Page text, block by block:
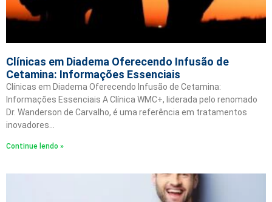
Clínicas em Diadema Oferecendo Infusão de
Cetamina: Informações Essenciais
Clínicas em Diadema Oferecendo Infusão de Cetamina:
Informações Essenciais A Clínica WMC+, liderada pelo renomado
Dr. Wanderson de Carvalho, é uma referência em tratamentos
inovadores…
Continue lendo »